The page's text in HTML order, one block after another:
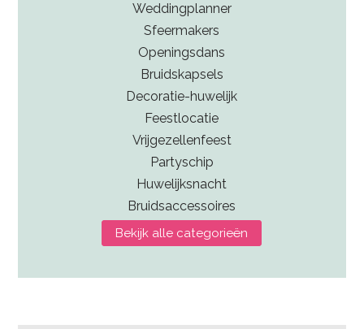
Weddingplanner
Sfeermakers
Openingsdans
Bruidskapsels
Decoratie-huwelijk
Feestlocatie
Vrijgezellenfeest
Partyschip
Huwelijksnacht
Bruidsaccessoires
Bekijk alle categorieën